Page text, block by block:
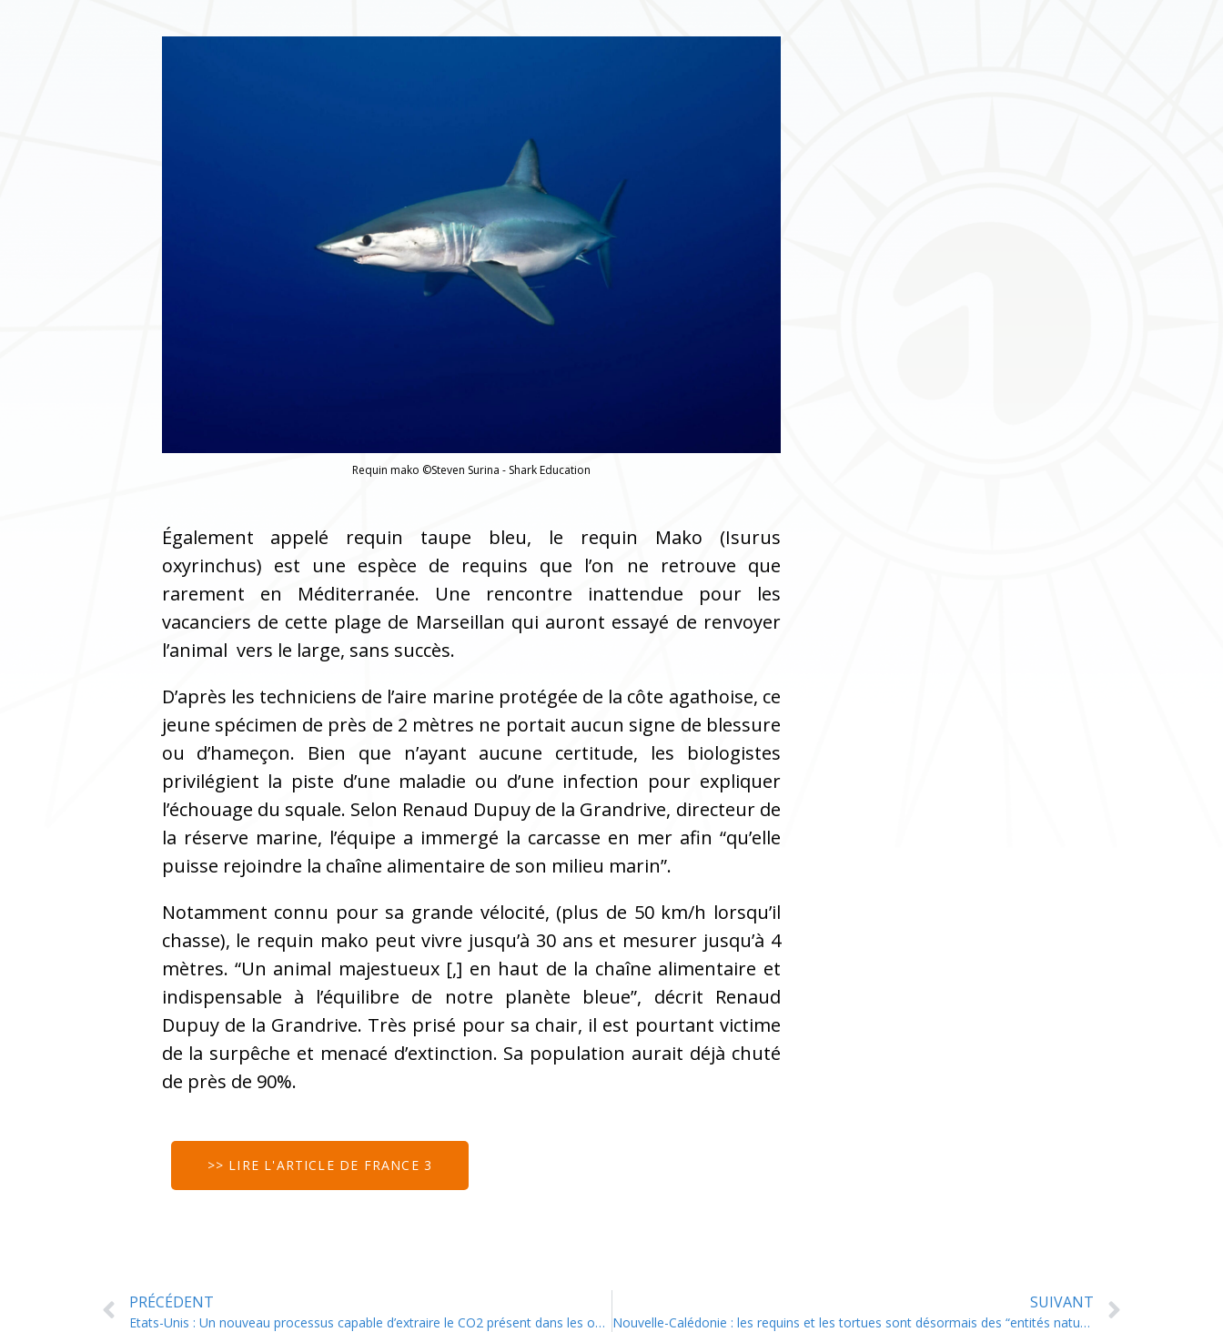
Requin mako ©Steven Surina - Shark Education
Également appelé requin taupe bleu, le requin Mako (Isurus
oxyrinchus) est une espèce de requins que l’on ne retrouve que
rarement en Méditerranée. Une rencontre inattendue pour les
vacanciers de cette plage de Marseillan qui auront essayé de renvoyer
l’animal vers le large, sans succès.
D’après les techniciens de l’aire marine protégée de la côte agathoise, ce
jeune spécimen de près de 2 mètres ne portait aucun signe de blessure
ou d’hameçon. Bien que n’ayant aucune certitude, les biologistes
privilégient la piste d’une maladie ou d’une infection pour expliquer
l’échouage du squale. Selon Renaud Dupuy de la Grandrive, directeur de
la réserve marine, l’équipe a immergé la carcasse en mer afin “qu’elle
puisse rejoindre la chaîne alimentaire de son milieu marin”.
Notamment connu pour sa grande vélocité, (plus de 50 km/h lorsqu’il
chasse), le requin mako peut vivre jusqu’à 30 ans et mesurer jusqu’à 4
mètres. “Un animal majestueux [,] en haut de la chaîne alimentaire et
indispensable à l’équilibre de notre planète bleue”, décrit Renaud
Dupuy de la Grandrive. Très prisé pour sa chair, il est pourtant victime
de la surpêche et menacé d’extinction. Sa population aurait déjà chuté
de près de 90%.
>> LIRE L'ARTICLE DE FRANCE 3
PRÉCÉDENT
Etats-Unis : Un nouveau processus capable d’extraire le CO2 présent dans les océans
SUIVANT
Nouvelle-Calédonie : les requins et les tortues sont désormais des “entités naturelles juridiques”.